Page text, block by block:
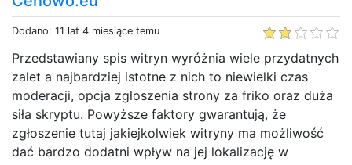
Dodano: 11 lat 4 miesiące temu
Przedstawiany spis witryn wyróżnia wiele przydatnych
zalet a najbardziej istotne z nich to niewielki czas
moderacji, opcja zgłoszenia strony za friko oraz duża
siła skryptu. Powyższe faktory gwarantują, że
zgłoszenie tutaj jakiejkolwiek witryny ma możliwość
dać bardzo dodatni wpływ na jej lokalizację w